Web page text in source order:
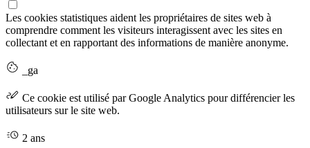
Les cookies statistiques aident les propriétaires de sites web à
comprendre comment les visiteurs interagissent avec les sites en
collectant et en rapportant des informations de manière anonyme.
_ga
Ce cookie est utilisé par Google Analytics pour différencier les
utilisateurs sur le site web.
2 ans